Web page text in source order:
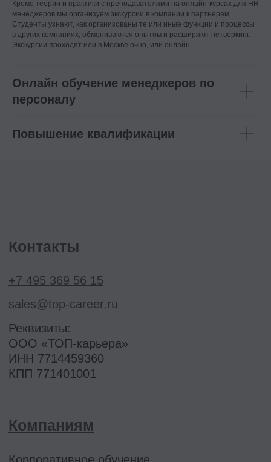
Кроме теории и практики с преподавателями на онлайн-курсах для HR
менеджеров мы организуем экскурсии в компании к партнерам.
Студенты узнают, как организованы те или иные функции и процессы
в других компаниях, обмениваются опытом и расширяют нетворкинг.
Экскурсии проходят или в Москве очно, или онлайн.
Онлайн обучение менеджеров по
персоналу
Повышение квалификации
Студентам
Условия кредитования
Блог
Стать преподавателем
Корпоративное обучение
Ⓒ 2026 Онлайн-школа topcareer Помогаем
Миссия и ценности
Реферальная программа
Рекрутмент для команд